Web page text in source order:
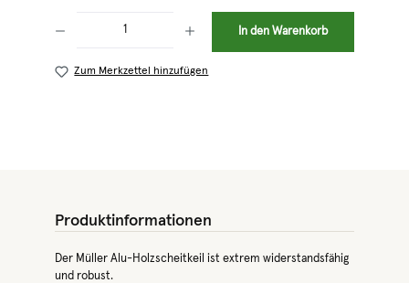
In den Warenkorb
Zum Merkzettel hinzufügen
Produktinformationen
Der Müller Alu-Holzscheitkeil ist extrem widerstandsfähig
und robust.